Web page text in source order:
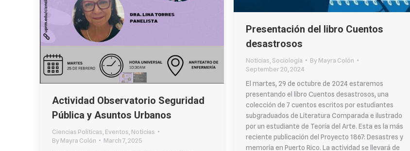
Actividad Observatorio Seguridad
Pública y Asuntos Urbanos
Ciencias Políticas, Eventos, Noticias
ByMayra Colón
March 7, 2025
Presentación del libro Cuentos
desastrosos
Noticias Sociología ByMayra Colón
September 20, 2024
El martes, 29 de octubre de 2024 estaremos
presentando el libro Cuentos desastrosos, una
colección de 7 cuentos escritos por estudiantes
subgraduados de Literatura Comparada e ilustrado
por un estudiante de Teoría del Arte. Esta es la más
reciente publicación del Proyecto 1867: Desastres y
memoria en Puerto Rico. La actividad se llevará de